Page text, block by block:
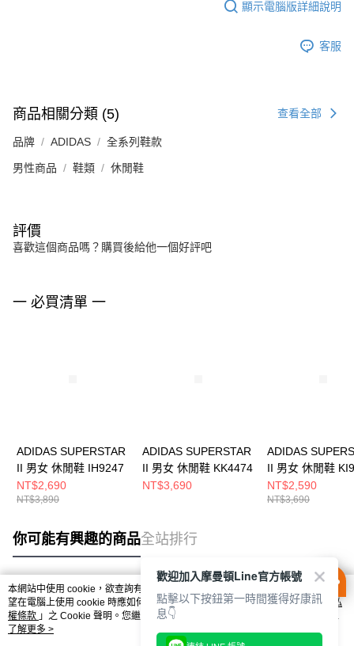
顯示電腦版詳細說明
客服
商品相關分類 (5) 查看全部
品牌 ADIDAS 全系列鞋款
男性商品 鞋類 休閒鞋
評價
喜歡這個商品嗎？購買後給他一個好評吧
一 必買清單 一
ADIDAS SUPERSTAR
II 男女 休閒鞋 IH9247
NT$2,690
NT$3,890
ADIDAS SUPERSTAR
II 男女 休閒鞋 KK4474
NT$3,690
ADIDAS
II 男女 休閒鞋
NT$2,590
NT$3,690
你可能有興趣的商品全站排行
熱門標籤
本網站中使用 cookie，欲查詢有關本網站使用 cookie 方式之詳情，及若您不希
望在電腦上使用 cookie 時應如何變更電腦的 cookie 設定，請參閱本網站「
隱私
權條款 」之 Cookie 聲明。您繼續使用本網站即表示您同意本公司得按本網站使
用條款之 Cookie 聲明使用 cookie。
了解更多 >
歡迎加入摩曼頓Line官方帳號
點擊以下按鈕第一時間獲得好康訊
息👇